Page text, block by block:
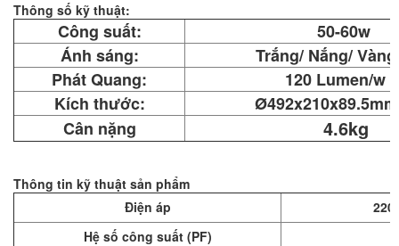
Thông số kỹ thuật:
Công suất:
50-60w
Ánh sáng:
Trắng/ Nắng/ Vàng
Phát Quang:
120 Lumen/w
Kích thước:
Ø492x210x89.5mm
Cân nặng
4.6kg
Thông tin kỹ thuật sản phẩm
Điện áp
220
Hệ số công suất (PF)